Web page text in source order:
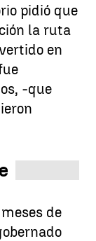
pidió que
la ruta
en
-que
de